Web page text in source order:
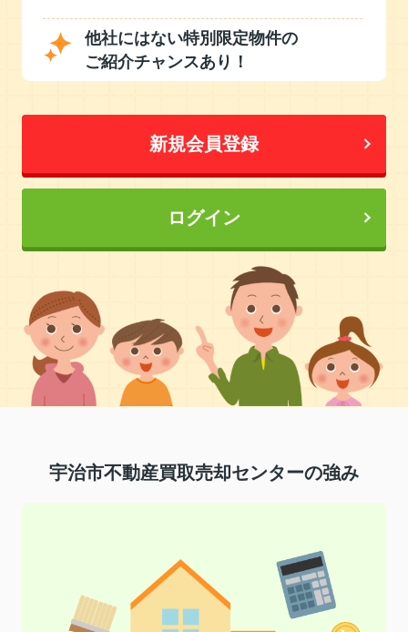
他社にはない特別限定物件の
ご紹介チャンスあり！
新規会員登録
ログイン
宇治市不動産買取売却センターの強み